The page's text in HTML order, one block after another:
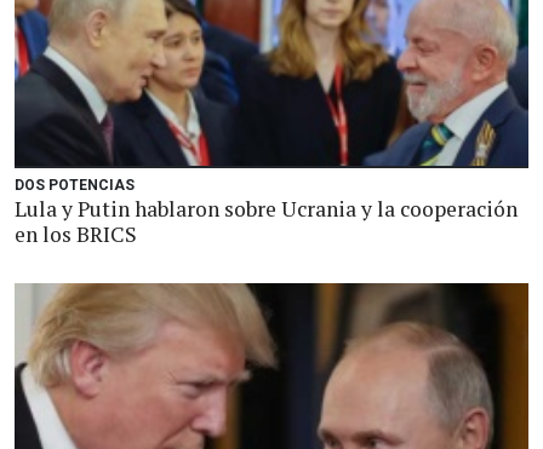
DOS POTENCIAS
Lula y Putin hablaron sobre Ucrania y la cooperación
en los BRICS